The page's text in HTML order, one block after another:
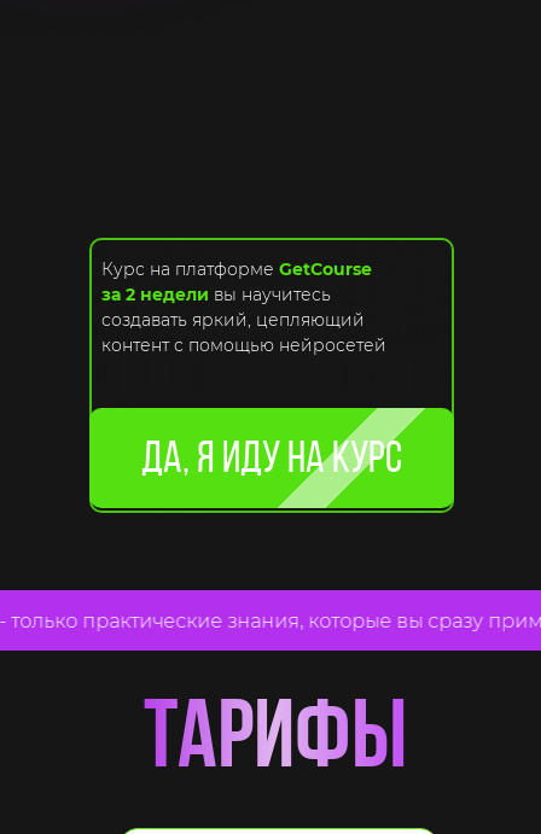
Да, я иду на курс
Курс на платформе GetCourse
за 2 недели вы научитесь
создавать яркий, цепляющий
контент с помощью нейросетей
практические знания, которые вы сразу
тарифы